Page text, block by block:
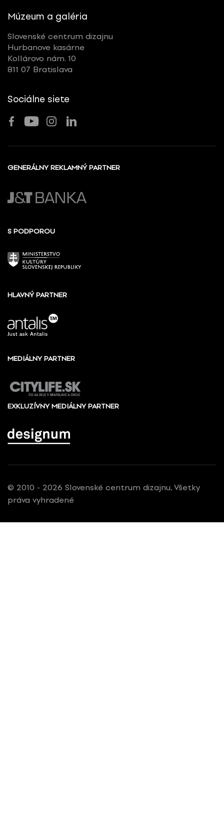
Múzeum a galéria
Slovenské centrum dizajnu
Hurbanove kasárne
Kollárovo nám. 10
811 07 Bratislava
Sociálne siete
GENERÁLNY REKLAMNÝ PARTNER
S PODPOROU
HLAVNÝ PARTNER
MEDIÁLNY PARTNER
EXKLUZÍVNY MEDIÁLNY PARTNER
© 2010 - 2026 Slovenské centrum dizajnu, Všetky
práva vyhradené